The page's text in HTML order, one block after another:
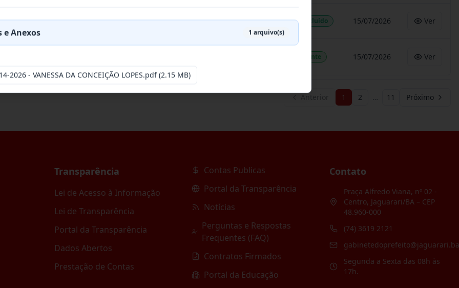
JURÍDICA ESPECIALIZADA, REPRESENTANTE... Concluído 15/07/2026 Ver
tipo hatch motorização 1.0 zero qu Vigente 15/07/2026 Ver
1 2 … 11 Próximo
Transparência
Lei de Acesso à Informação
Lei de Transparência
Portal da Transparência
Dados Abertos
Prestação de Contas
Contas Publicas
Portal da Transparência
Notícias
Perguntas e Respostas
Frequentes (FAQ)
Contratos Firmados
Portal da Educação
Contato
Praça Alfredo Viana, nº 02 -
Centro, Jaguarari/BA – CEP
48.960-000
(74) 3619 2121
Segunda a Sexta das 08h às
17h.
e Anexos 1 arquivo(s)
2026 - VANESSA DA CONCEIÇÃO LOPES.pdf(2.15 MB)